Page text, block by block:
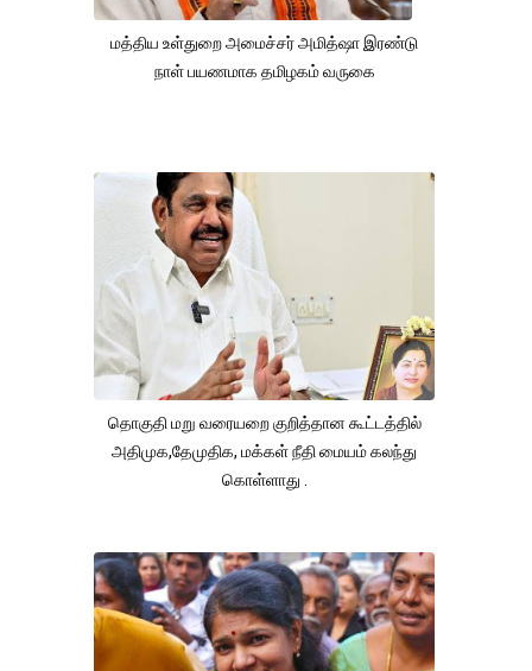
மத்திய உள்துறை அமைச்சர் அமித்ஷா இரண்டு
நாள் பயணமாக தமிழகம் வருகை
தொகுதி மறு வரையறை குறித்தான கூட்டத்தில்
அதிமுக,தேமுதிக, மக்கள் நீதி மையம் கலந்து
கொள்ளாது .